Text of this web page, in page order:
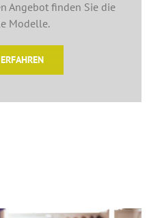
Angebot finden Sie die
Modelle.